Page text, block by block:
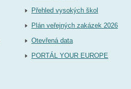
Přehled vysokých škol
Plán veřejných zakázek 2026
Otevřená data
PORTÁL YOUR EUROPE